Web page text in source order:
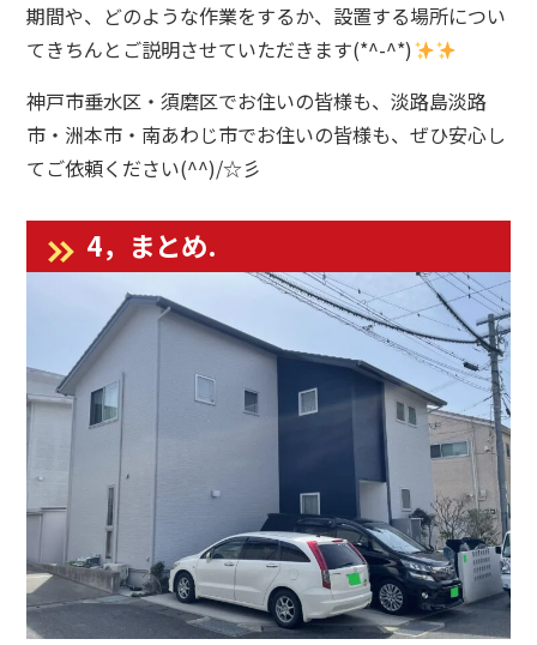
期間や、どのような作業をするか、設置する場所につい
てきちんとご説明させていただきます(*^-^*)
神戸市垂水区・須磨区でお住いの皆様も、淡路島淡路
市・洲本市・南あわじ市でお住いの皆様も、ぜひ安心し
てご依頼ください(^^)/☆彡
4，まとめ.